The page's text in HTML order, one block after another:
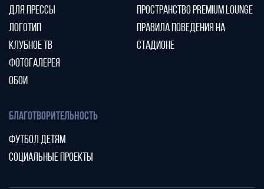
ДЛЯ ПРЕССЫ
ЛОГОТИП
КЛУБНОЕ ТВ
ФОТОГАЛЕРЕЯ
ОБОИ
ПРОСТРАНСТВО PREMIUM LOUNGE
ПРАВИЛА ПОВЕДЕНИЯ НА
СТАДИОНЕ
БЛАГОТВОРИТЕЛЬНОСТЬ
ФУТБОЛ ДЕТЯМ
СОЦИАЛЬНЫЕ ПРОЕКТЫ